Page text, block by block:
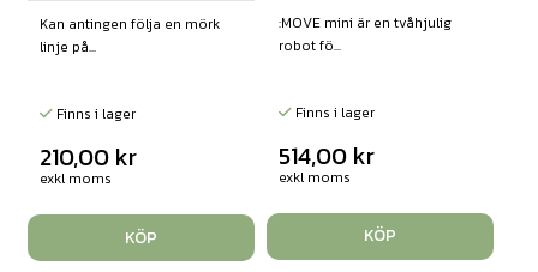
Kan antingen följa en mörk
linje på...
Finns i lager
210,00 kr
exkl moms
KÖP
:MOVE mini är en tvåhjulig
robot fö...
Finns i lager
514,00 kr
exkl moms
KÖP